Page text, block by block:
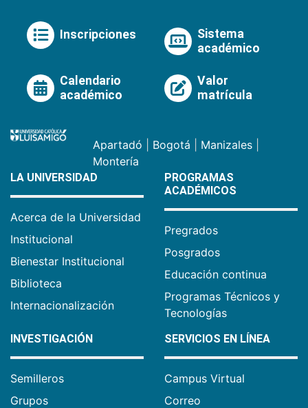
Inscripciones
Sistema
académico
Calendario
académico
Valor
matrícula
Apartadó Bogotá Manizales
Montería
LA UNIVERSIDAD
Acerca de la Universidad
Institucional
Bienestar Institucional
Biblioteca
Internacionalización
PROGRAMAS
ACADÉMICOS
Pregrados
Posgrados
Educación continua
Programas Técnicos y
Tecnologías
INVESTIGACIÓN
Semilleros
Grupos
SERVICIOS EN LÍNEA
Campus Virtual
Correo